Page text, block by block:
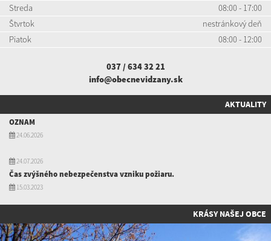
Streda
08:00 - 17:00
Štvrtok
nestránkový deň
Piatok
08:00 - 12:00
037 / 634 32 21
info@obecnevidzany.sk
AKTUALITY
OZNAM
24.06.2026
24.07.2026
Čas zvýšného nebezpečenstva vzniku požiaru.
15.03.2023
KRÁSY NAŠEJ OBCE